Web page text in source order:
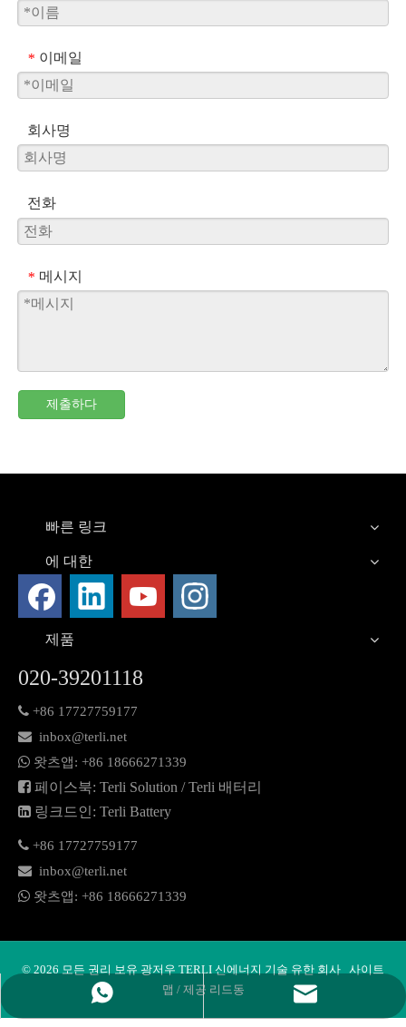
* 이메일
회사명
전화
* 메시지
제출하다
빠른 링크
왓츠앱
이메일
에 대한
제품
020-39201118
 +86 17727759177
 inbox@terli.net
 왓츠앱: +86 18666271339
 페이스북: Terli Solution / Terli 배터리
 링크드인: Terli Battery
 +86 17727759177
 inbox@terli.net
 왓츠앱: +86 18666271339
© 2026 모든 권리 보유 광저우 TERLI 신에너지 기술 유한 회사 사이트
맵 / 제공 리드동